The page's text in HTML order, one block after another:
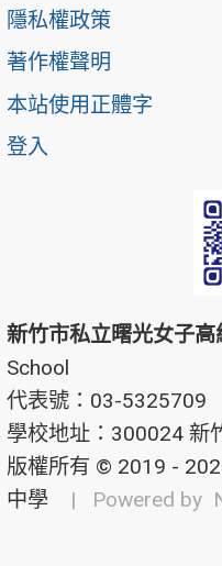
隱私權政策
著作權聲明
本站使用正體字
登入
新竹市私立曙光女子高
School
代表號：03-5325709
學校地址：300024 新
版權所有 © 2019 -
中學
| Powered by